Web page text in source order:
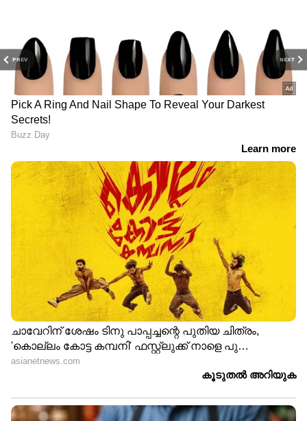
PREV NEXT